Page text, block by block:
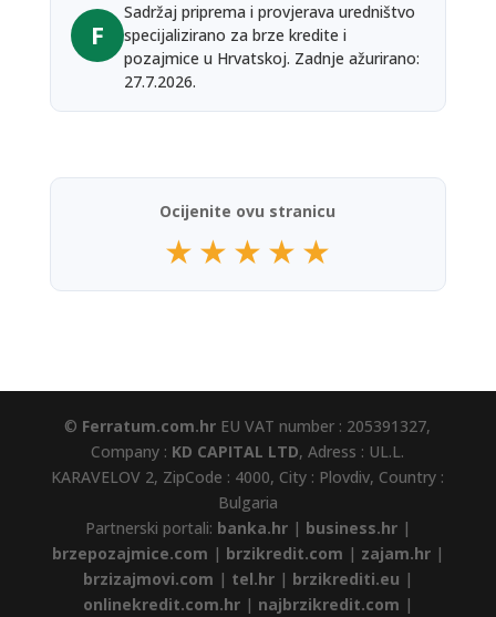
F
Sadržaj priprema i provjerava uredništvo
specijalizirano za brze kredite i
pozajmice u Hrvatskoj. Zadnje ažurirano:
27.7.2026.
Ocijenite ovu stranicu
★★★★★
© Ferratum.com.hr EU VAT number : 205391327,
Company : KD CAPITAL LTD, Adress : UL.L.
KARAVELOV 2, ZipCode : 4000, City : Plovdiv, Country :
Bulgaria
Partnerski portali: banka.hr| business.hr|
brzepozajmice.com | brzikredit.com | zajam.hr|
brzizajmovi.com | tel.hr| brzikrediti.eu |
onlinekredit.com.hr| najbrzikredit.com |